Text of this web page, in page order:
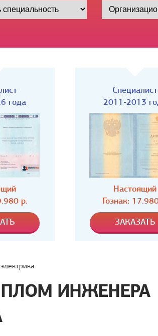
года
р.
Специалист
2009-2011
Настоящий
Гознак:
ИНЖЕНЕРА